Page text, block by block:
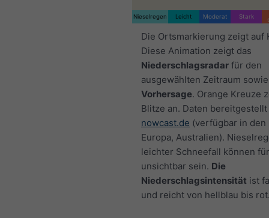
Nieselregen Leicht Moderat Stark
Die Ortsmarkierung zeigt auf
Diese Animation zeigt das
Niederschlagsradar für den
ausgewählten Zeitraum
Vorhersage. Orange Kreuze
Blitze an. Daten
nowcast.de (verfügbar in den
Europa, Australien).
leichter Schneefall können
unsichtbar sein. Die
Niederschlagsintensität ist
und reicht von hellblau bis